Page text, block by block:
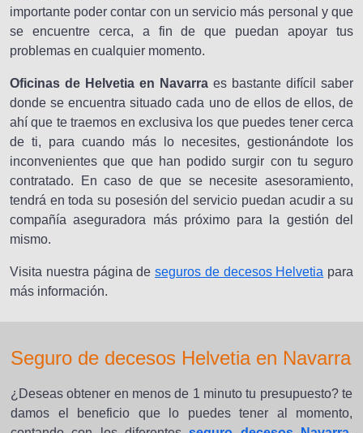
importante poder contar con un servicio más personal y que
se encuentre cerca, a fin de que puedan apoyar tus
problemas en cualquier momento.
Oficinas de Helvetia en Navarra es bastante difícil saber
donde se encuentra situado cada uno de ellos de ellos, de
ahí que te traemos en exclusiva los que puedes tener cerca
de ti, para cuando más lo necesites, gestionándote los
inconvenientes que que han podido surgir con tu seguro
contratado. En caso de que se necesite asesoramiento,
tendrá en toda su posesión del servicio puedan acudir a su
compañía aseguradora más próximo para la gestión del
mismo.
Visita nuestra página de seguros de decesos Helvetia para
más información.
Seguro de decesos Helvetia en Navarra
¿Deseas obtener en menos de 1 minuto tu presupuesto? te
damos el beneficio que lo puedes tener al momento,